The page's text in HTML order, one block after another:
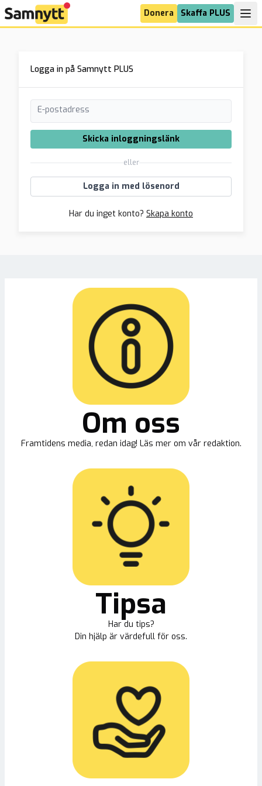
Donera Skaffa PLUS
Logga in på Samnytt PLUS
E-postadress
Skicka inloggningslänk
eller
Logga in med lösenord
Har du inget konto? Skapa konto
Om oss
Framtidens media, redan idag! Läs mer om vår redaktion.
Tipsa
Har du tips?
Din hjälp är värdefull för oss.